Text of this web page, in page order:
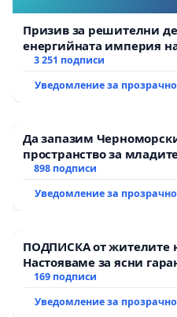
Призив за решителни
енергийната империя
3 251 подписи
Уведомление за
Да запазим
пространство за
898 подписи
Уведомление за
ПОДПИСКА от жителите
Настояваме за ясни
АД и от държавата, че
169 подписи
Уведомление за